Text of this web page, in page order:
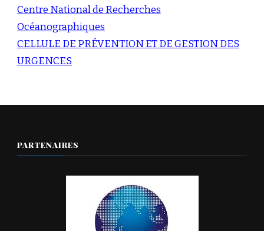
Centre National de Recherches
Océanographiques
CELLULE DE PRÉVENTION ET DE GESTION DES
URGENCES
PARTENAIRES